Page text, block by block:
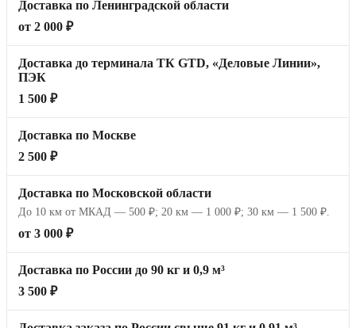
Доставка по Ленинградской области
от 2 000 ₽
Доставка до терминала ТК GTD, «Деловые Линии»,
ПЭК
1 500 ₽
Доставка по Москве
2 500 ₽
Доставка по Московской области
До 10 км от МКАД — 500 ₽; 20 км — 1 000 ₽; 30 км — 1 500 ₽.
от 3 000 ₽
Доставка по России до 90 кг и 0,9 м³
3 500 ₽